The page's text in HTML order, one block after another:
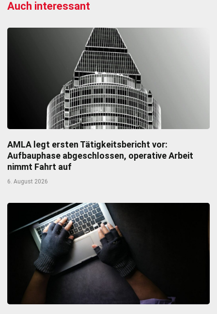
Auch interessant
AMLA legt ersten Tätigkeitsbericht vor:
Aufbauphase abgeschlossen, operative Arbeit
nimmt Fahrt auf
6. August 2026